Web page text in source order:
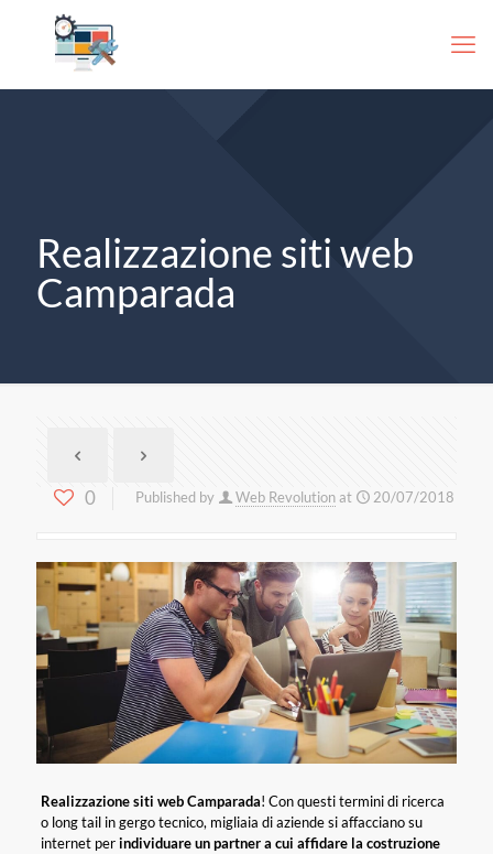
Realizzazione siti web
Camparada
0 Published by Web Revolutionat 20/07/2018
Realizzazione siti web Camparada! Con questi termini di ricerca
o long tail in gergo tecnico, migliaia di aziende si affacciano su
internet perindividuare un partner a cui affidare la costruzione